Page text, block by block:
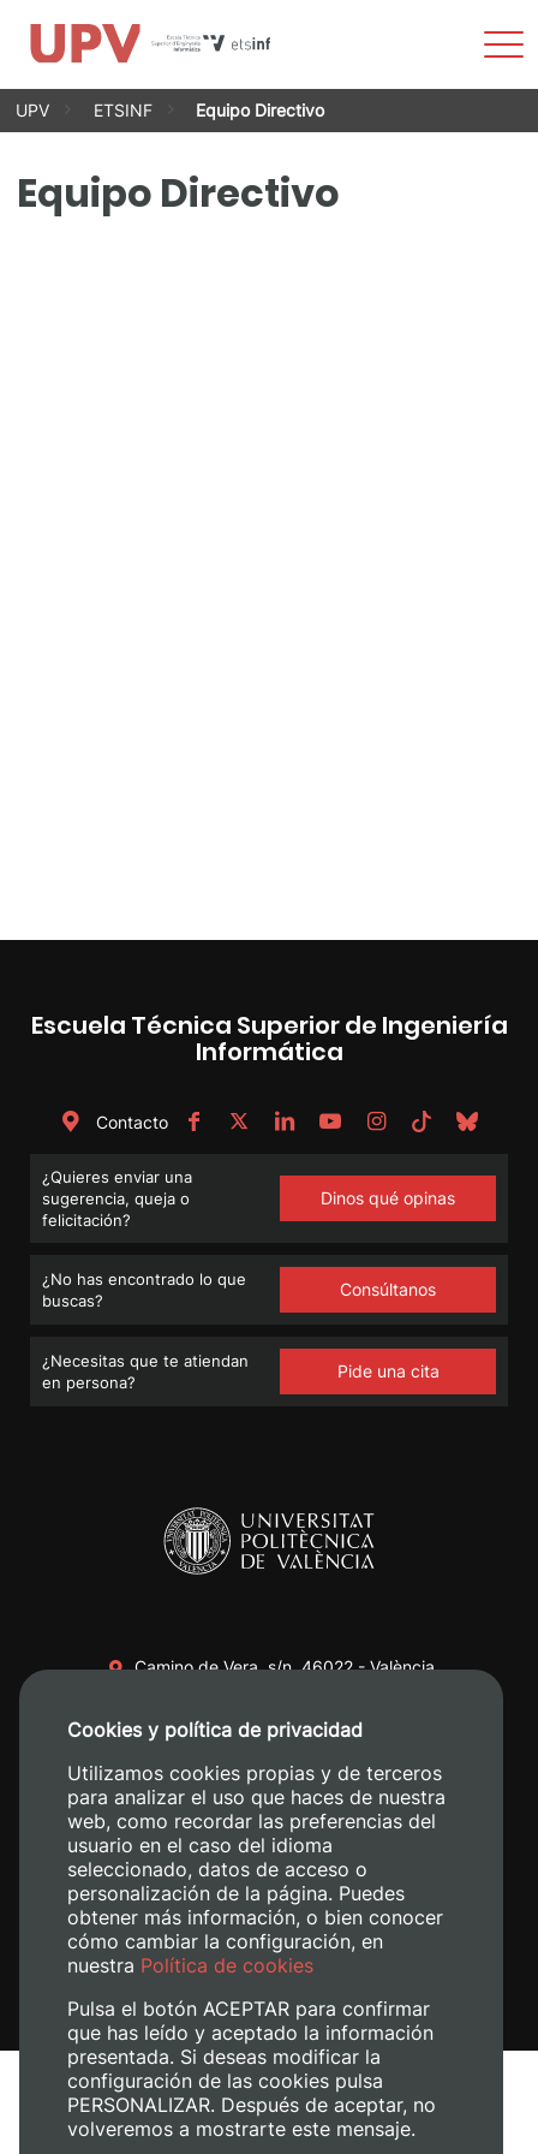
Saltar
UPV ETSINF Equipo Directivo
Equipo Directivo
Escuela Técnica Superior de Ingeniería
Informática
Contacto
¿Quieres enviar una
sugerencia, queja o
felicitación?
Dinos qué opinas
¿No has encontrado lo que
buscas?
Consúltanos
¿Necesitas que te atiendan
en persona?
Pide una cita
Camino de Vera, s/n. 46022 - València
+34 620 04 00 50
Aviso legal
Política de cookies
Cookies y política de privacidad
Utilizamos cookies propias y de terceros
para analizar el uso que haces de nuestra
web, como recordar las preferencias del
usuario en el caso del idioma
seleccionado, datos de acceso o
personalización de la página. Puedes
obtener más información, o bien conocer
cómo cambiar la configuración, en
nuestra Política de cookies
Pulsa el botón ACEPTAR para confirmar
que has leído y aceptado la información
presentada. Si deseas modificar la
configuración de las cookies pulsa
PERSONALIZAR. Después de aceptar, no
volveremos a mostrarte este mensaje.